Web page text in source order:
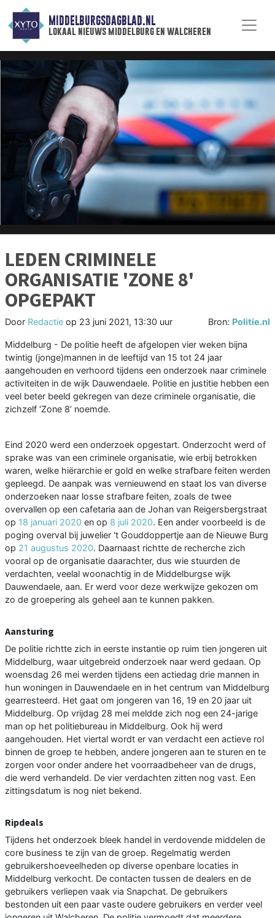
MIDDELBURGSDAGBLAD.NL
lokaal nieuws middelburg en walcheren
LEDEN CRIMINELE
ORGANISATIE 'ZONE 8'
OPGEPAKT
Door Redactie op 23 juni 2021, 13:30 uur Bron: Politie.nl
Middelburg - De politie heeft de afgelopen vier weken bijna
twintig (jonge)mannen in de leeftijd van 15 tot 24 jaar
aangehouden en verhoord tijdens een onderzoek naar criminele
activiteiten in de wijk Dauwendaele. Politie en justitie hebben een
veel beter beeld gekregen van deze criminele organisatie, die
zichzelf ‘Zone 8’ noemde.
Eind 2020 werd een onderzoek opgestart. Onderzocht werd of
sprake was van een criminele organisatie, wie erbij betrokken
waren, welke hiërarchie er gold en welke strafbare feiten werden
gepleegd. De aanpak was vernieuwend en staat los van diverse
onderzoeken naar losse strafbare feiten, zoals de twee
overvallen op een cafetaria aan de Johan van Reigersbergstraat
op 18 januari 2020 en op 8 juli 2020. Een ander voorbeeld is de
poging overval bij juwelier 't Gouddoppertje aan de Nieuwe Burg
op 21 augustus 2020. Daarnaast richtte de recherche zich
vooral op de organisatie daarachter, dus wie stuurden de
verdachten, veelal woonachtig in de Middelburgse wijk
Dauwendaele, aan. Er werd voor deze werkwijze gekozen om
zo de groepering als geheel aan te kunnen pakken.
Aansturing
De politie richtte zich in eerste instantie op ruim tien jongeren uit
Middelburg, waar uitgebreid onderzoek naar werd gedaan. Op
woensdag 26 mei werden tijdens een actiedag drie mannen in
hun woningen in Dauwendaele en in het centrum van Middelburg
gearresteerd. Het gaat om jongeren van 16, 19 en 20 jaar uit
Middelburg. Op vrijdag 28 mei meldde zich nog een 24-jarige
man op het politiebureau in Middelburg. Ook hij werd
aangehouden. Het viertal wordt er van verdacht een actieve rol
binnen de groep te hebben, andere jongeren aan te sturen en te
zorgen voor onder andere het voorraadbeheer van de drugs,
die werd verhandeld. De vier verdachten zitten nog vast. Een
zittingsdatum is nog niet bekend.
Ripdeals
Tijdens het onderzoek bleek handel in verdovende middelen de
core business te zijn van de groep. Regelmatig werden
gebruikershoeveelheden op diverse openbare locaties in
Middelburg verkocht. De contacten tussen de dealers en de
gebruikers verliepen vaak via Snapchat. De gebruikers
bestonden uit een paar vaste oudere gebruikers en verder veel